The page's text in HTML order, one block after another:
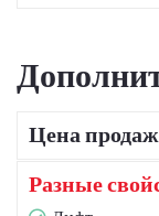
Цена
Разные